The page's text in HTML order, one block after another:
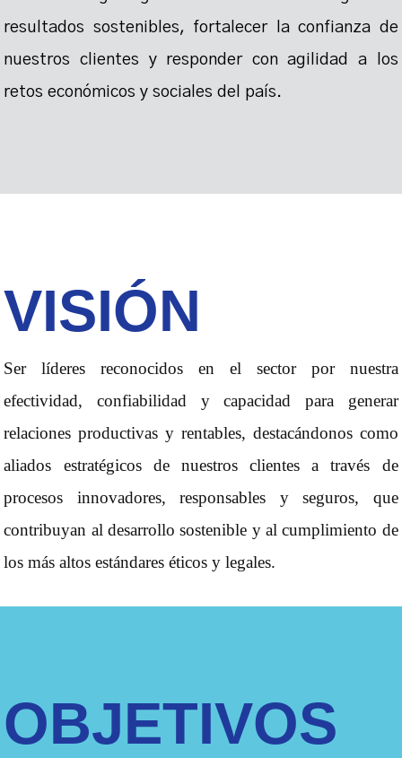
resultados sostenibles, fortalecer la confianza de
nuestros clientes y responder con agilidad a los
retos económicos y sociales del país.
VISIÓN
Ser líderes reconocidos en el sector por nuestra
efectividad, confiabilidad y capacidad para generar
relaciones productivas y rentables, destacándonos como
aliados estratégicos de nuestros clientes a través de
procesos innovadores, responsables y seguros, que
contribuyan al desarrollo sostenible y al cumplimiento de
los más altos estándares éticos y legales.
OBJETIVOS